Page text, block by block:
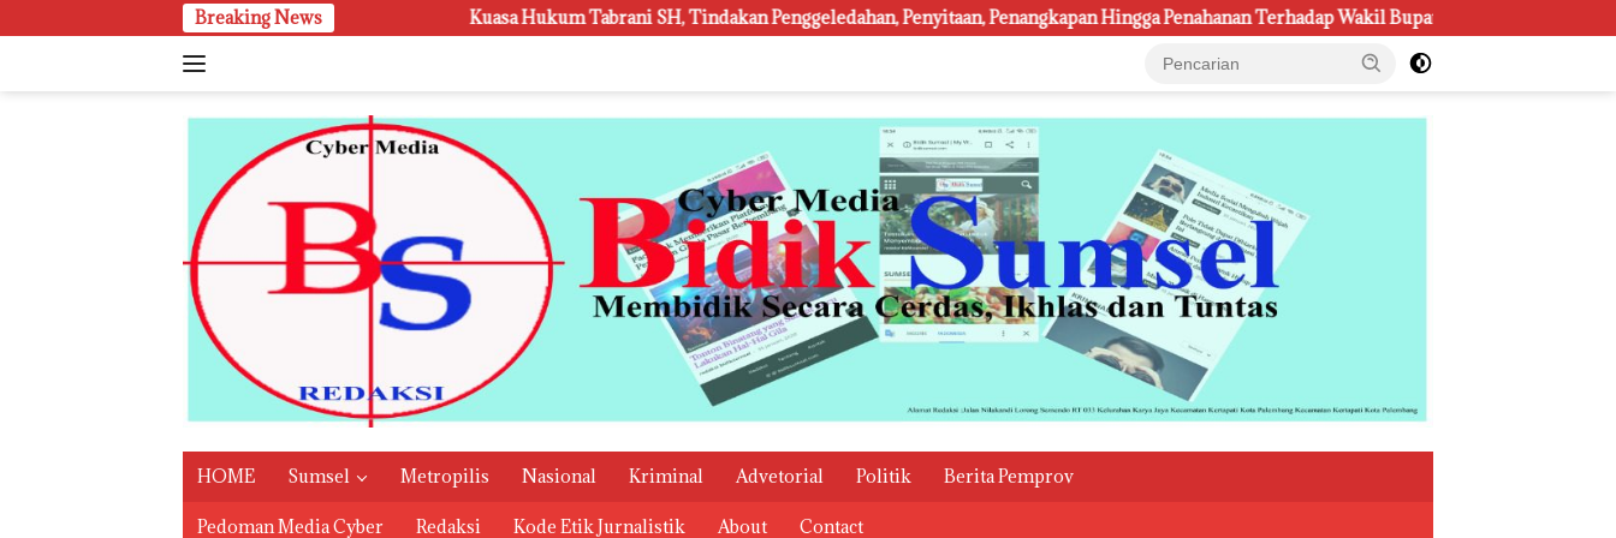
ke
Breaking News
‎Kuasa Hukum Tabrani SH, Tindakan Penggeledahan, Penyitaan, Penangkapan Hingga Penahanan Terhadap Wakil Bupati Pali Patut Diuji Melalui Mekanisme
HOME Sumsel Metropilis Nasional Kriminal Advetorial Politik Berita Pemprov
Pedoman Media Cyber Redaksi Kode Etik Jurnalistik About Contact